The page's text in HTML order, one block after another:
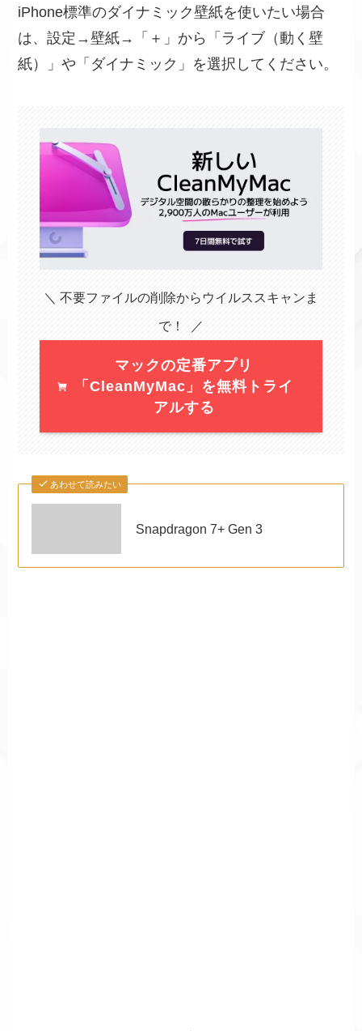
iPhone標準のダイナミック壁紙を使いたい場合
は、設定→壁紙→「＋」から「ライブ（動く壁
紙）」や「ダイナミック」を選択してください。
＼ 不要ファイルの削除からウイルススキャンま
で！ ／
マックの定番アプリ
「CleanMyMac」を無料トライ
アルする
あわせて読みたい
Snapdragon 7+ Gen 3